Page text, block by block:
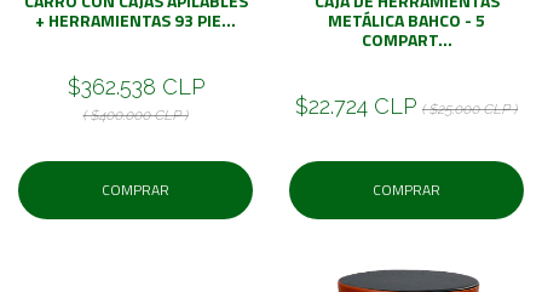
+ HERRAMIENTAS 93 PIE...
$362.538 CLP
( $400.000 CLP )
COMPRAR
METÁLICA BAHCO - 5
COMPART...
$22.724 CLP ( $25.000 CLP )
COMPRAR